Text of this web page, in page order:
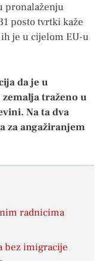
pronalaženju
posto tvrtki kaže
je u cijelom EU-u
da je u
traženo u
Na ta dva
za angažiranjem
radnicima
bez imigracije